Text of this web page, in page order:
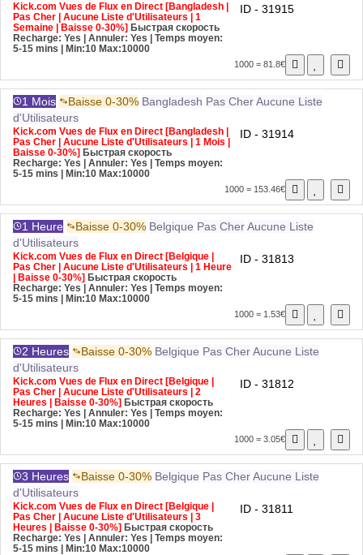
Kick.com Vues de Flux en Direct [Bangladesh |
Pas Cher | Aucune Liste d'Utilisateurs | 1
Semaine | Baisse 0-30%] Быстрая скорость
Recharge: Yes | Annuler: Yes | Temps moyen:
5-15 mins
| Min:10 Max:10000
ID - 31915
1000 = 81.8€
1 Mois Baisse 0-30% Bangladesh Pas CherAucune Liste
d'Utilisateurs
Kick.com Vues de Flux en Direct [Bangladesh |
Pas Cher | Aucune Liste d'Utilisateurs | 1 Mois |
Baisse 0-30%] Быстрая скорость
Recharge: Yes | Annuler: Yes | Temps moyen:
5-15 mins
| Min:10 Max:10000
ID - 31914
1000 = 153.46€
1 Heure Baisse 0-30% Belgique Pas CherAucune Liste
d'Utilisateurs
Kick.com Vues de Flux en Direct [Belgique |
Pas Cher | Aucune Liste d'Utilisateurs | 1 Heure
| Baisse 0-30%] Быстрая скорость
Recharge: Yes | Annuler: Yes | Temps moyen:
5-15 mins
| Min:10 Max:10000
ID - 31813
1000 = 1.53€
2 Heures Baisse 0-30% Belgique Pas CherAucune Liste
d'Utilisateurs
Kick.com Vues de Flux en Direct [Belgique |
Pas Cher | Aucune Liste d'Utilisateurs | 2
Heures | Baisse 0-30%] Быстрая скорость
Recharge: Yes | Annuler: Yes | Temps moyen:
5-15 mins
| Min:10 Max:10000
ID - 31812
1000 = 3.05€
3 Heures Baisse 0-30% Belgique Pas CherAucune Liste
d'Utilisateurs
Kick.com Vues de Flux en Direct [Belgique |
Pas Cher | Aucune Liste d'Utilisateurs | 3
Heures | Baisse 0-30%] Быстрая скорость
Recharge: Yes | Annuler: Yes | Temps moyen:
5-15 mins
| Min:10 Max:10000
ID - 31811